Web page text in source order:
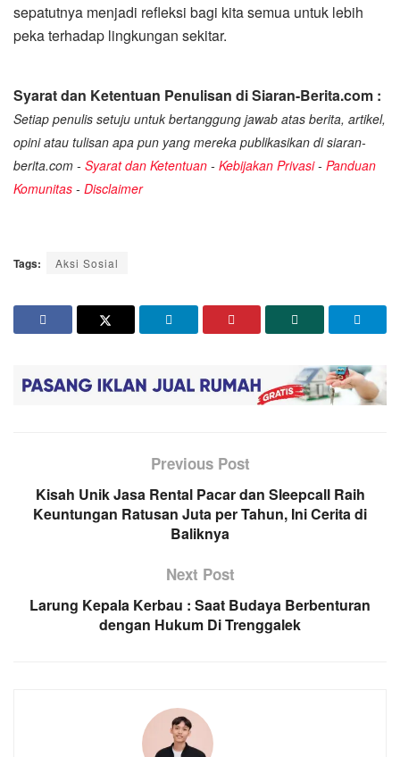
sepatutnya menjadi refleksi bagi kita semua untuk lebih
peka terhadap lingkungan sekitar.
Syarat dan Ketentuan Penulisan di Siaran-Berita.com :
Setiap penulis setuju untuk bertanggung jawab atas berita, artikel,
opini atau tulisan apa pun yang mereka publikasikan di siaran-
berita.com - Syarat dan Ketentuan - Kebijakan Privasi- Panduan
Komunitas - Disclaimer
Tags: Aksi Sosial
Previous Post
Kisah Unik Jasa Rental Pacar dan Sleepcall Raih
Keuntungan Ratusan Juta per Tahun, Ini Cerita di
Baliknya
Next Post
Larung Kepala Kerbau : Saat Budaya Berbenturan
dengan Hukum Di Trenggalek